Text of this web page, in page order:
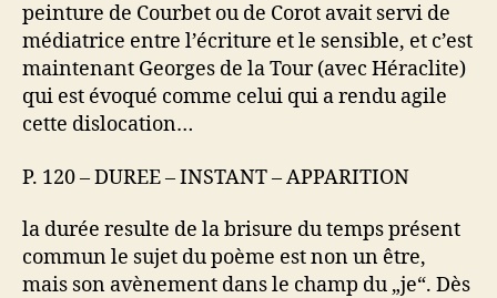
peinture de Courbet ou de Corot avait servi de
médiatrice entre l’écriture et le sensible, et c’est
maintenant Georges de la Tour (avec Héraclite)
qui est évoqué comme celui qui a rendu agile
cette dislocation…
P. 120 – DUREE – INSTANT – APPARITION
la durée resulte de la brisure du temps présent
commun le sujet du poème est non un être,
mais son avènement dans le champ du „je“. Dès